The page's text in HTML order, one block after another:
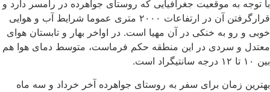
با توجه به موقعیت جغرافیایی که روستای جواهرده در رامسر دارد و
قرارگرفتن آن در ارتفاعات ۲۰۰۰ متری عموما شرایط آب و هوایی
خوبی و رو به خنکی در آن مهیا است. در اواخر بهار و تابستان هوای
معتدل و سردی در این منطقه حکم فرماست، متوسط دمای هوا هم
بین ۱۰ تا ۱۲ درجه سانتیگراد است.
بهترین زمان برای سفر به روستای جواهرده آخر خرداد و سه ماه